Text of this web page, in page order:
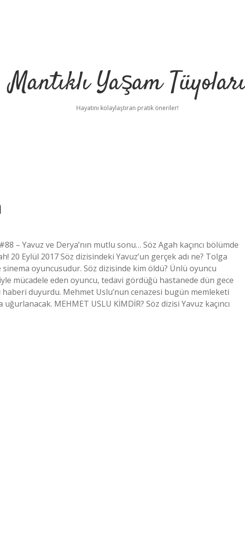
Mantıklı Yaşam
Hayatını kolaylaştıran pratik öneriler!
– Yavuz ve Derya’nın mutlu sonu… Söz Agah kaçıncı bölümde
20 Eylül 2017 Söz dizisindeki Yavuz’un gerçek adı ne? Tolga
sinema oyuncusudur. Söz dizisinde kim öldü? Ünlü oyuncu
mücadele eden oyuncu, tedavi gördüğü hastanede dün gece
haberi duyurdu. Mehmet Uslu’nun cenazesi bugün memleketi
MEHMET USLU KİMDİR? Söz dizisi Yavuz kaçıncı